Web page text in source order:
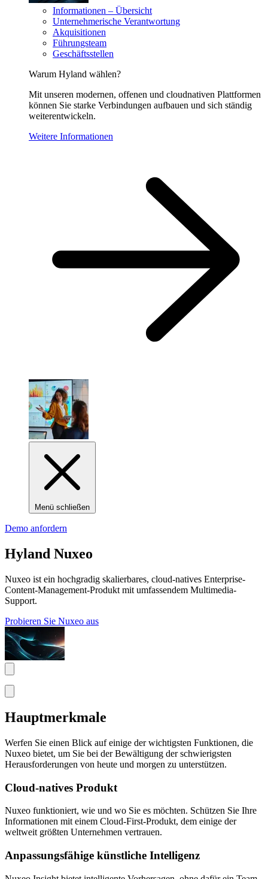
Informationen – Übersicht
Unternehmerische Verantwortung
Akquisitionen
Führungsteam
Geschäftsstellen
Warum Hyland wählen?
Mit unseren modernen, offenen und cloudnativen Plattformen
können Sie starke Verbindungen aufbauen und sich ständig
weiterentwickeln.
Weitere Informationen
Menü schließen
Demo anfordern
Hyland Nuxeo
Nuxeo ist ein hochgradig skalierbares, cloud-natives Enterprise-
Content-Management-Produkt mit umfassendem Multimedia-
Support.
Probieren Sie Nuxeo aus
Hauptmerkmale
Werfen Sie einen Blick auf einige der wichtigsten Funktionen, die
Nuxeo bietet, um Sie bei der Bewältigung der schwierigsten
Herausforderungen von heute und morgen zu unterstützen.
Cloud-natives Produkt
Nuxeo funktioniert, wie und wo Sie es möchten. Schützen Sie Ihre
Informationen mit einem Cloud-First-Produkt, dem einige der
weltweit größten Unternehmen vertrauen.
Anpassungsfähige künstliche Intelligenz